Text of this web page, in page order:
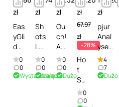
zł
Eas
yGli
de
An
al
Rel
0
0
Wystarczająco
zł
Sh
ots
Lu
be
s
Liq
0
0
Mało
zł
Ou
ch!
An
al
Rel
ax
0
0
Dużo
zł
67.97
zł
-28%
Ho
t
Su
pe
rgli
0
0
zł
pjur
Anal
yse
Me
Com
fort
4
7
Dużo